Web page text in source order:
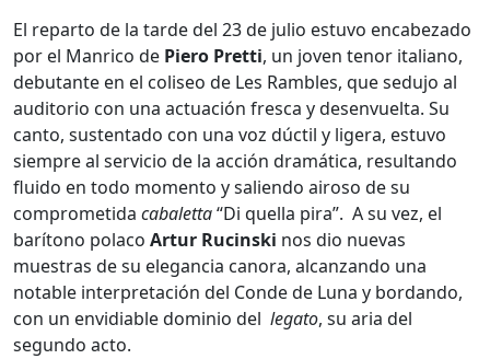
El reparto de la tarde del 23 de julio estuvo encabezado
por el Manrico de Piero Pretti, un joven tenor italiano,
debutante en el coliseo de Les Rambles, que sedujo al
auditorio con una actuación fresca y desenvuelta. Su
canto, sustentado con una voz dúctil y ligera, estuvo
siempre al servicio de la acción dramática, resultando
fluido en todo momento y saliendo airoso de su
comprometida cabaletta“Di quella pira”. A su vez, el
barítono polaco Artur Rucinski nos dio nuevas
muestras de su elegancia canora, alcanzando una
notable interpretación del Conde de Luna y bordando,
con un envidiable dominio del legato, su aria del
segundo acto.